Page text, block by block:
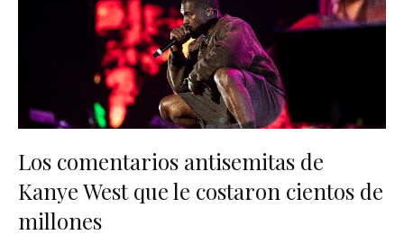
Los comentarios antisemitas de
Kanye West que le costaron cientos de
millones